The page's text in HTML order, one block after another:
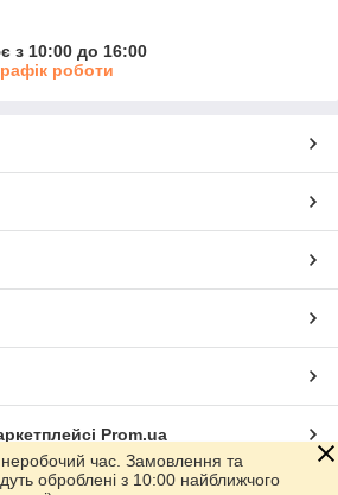
з 10:00 до 16:00
роботи
Prom.ua
неробочий час. Замовлення та
оброблені з 10:00 найближчого